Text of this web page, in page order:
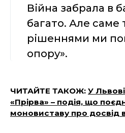
Війна забрала в
багато. Але саме
рішеннями ми
опору».
ЧИТАЙТЕ ТАКОЖ: У
«Прірва» – подія, що
моновиставу про досвід